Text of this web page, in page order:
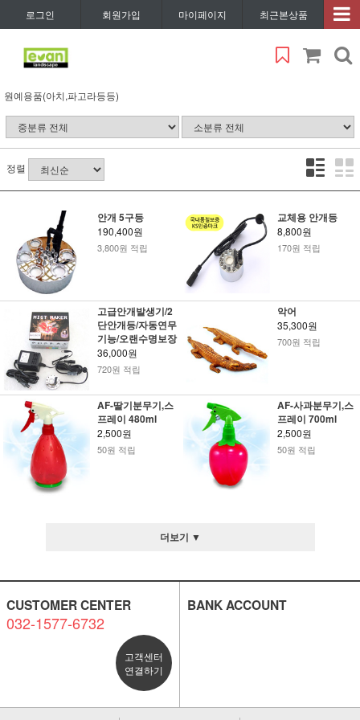
로그인 회원가입 마이페이지 최근본상품
원예용품(아치,파고라등등)
정렬
안개 5구등
190,400원
3,800원 적립
교체용 안개등
8,800원
170원 적립
고급안개발생기/2
단안개등/자동연무
기능/오랜수명보장
36,000원
720원 적립
악어
35,300원
700원 적립
AF-딸기분무기,스
프레이 480ml
2,500원
50원 적립
AF-사과분무기,스
프레이 700ml
2,500원
50원 적립
더보기 ▼
CUSTOMER CENTER
032-1577-6732
고객센터
연결하기
BANK ACCOUNT